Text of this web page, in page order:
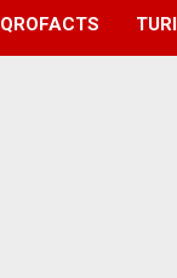
QROFACTS